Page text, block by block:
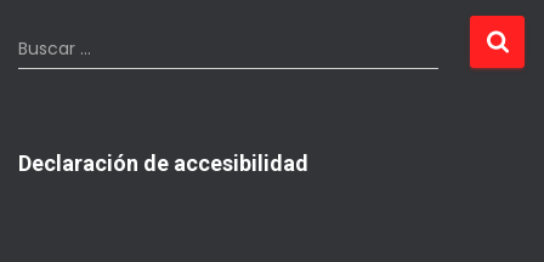
B
u
r
Buscar …
Declaración de accesibilidad